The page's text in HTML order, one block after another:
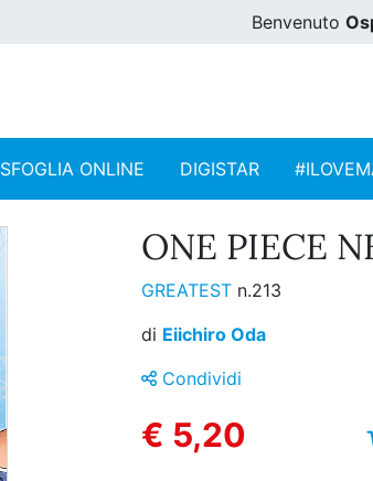
Benvenuto
SFOGLIA ONLINE DIGISTAR
ONE PIECE
GREATEST n.213
di Eiichiro Oda
Condividi
€ 5,20